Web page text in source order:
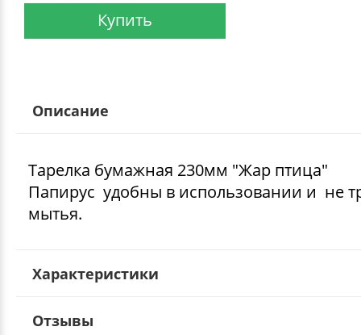
Купить
Описание
Тарелка бумажная 230мм "Жар птица"
Папирус удобны в использовании и не
мытья.
Характеристики
Отзывы